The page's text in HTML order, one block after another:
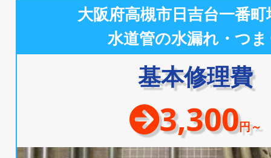
大阪府高槻市日吉台一番
水道管の水漏れ・つ
基本修理費
3,300円～